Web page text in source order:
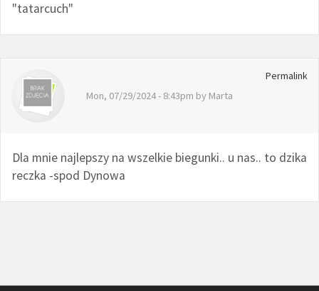
"tatarcuch"
Permalink
Mon, 07/29/2024 - 8:43pm by Marta
Dla mnie najlepszy na wszelkie biegunki.. u nas.. to dzika
reczka -spod Dynowa